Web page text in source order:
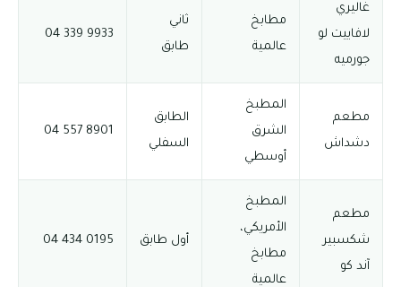
غاليري
لافاييت لو
جورميه
مطابخ
عالمية
ثاني
طابق
9933 339 04
مطعم
دشداش
المطبخ
الشرق
أوسطي
الطابق
السفلي
8901 557 04
مطعم
شكسبير
آند كو
المطبخ
الأمريكي،
مطابخ
عالمية
أول طابق 0195 434 04